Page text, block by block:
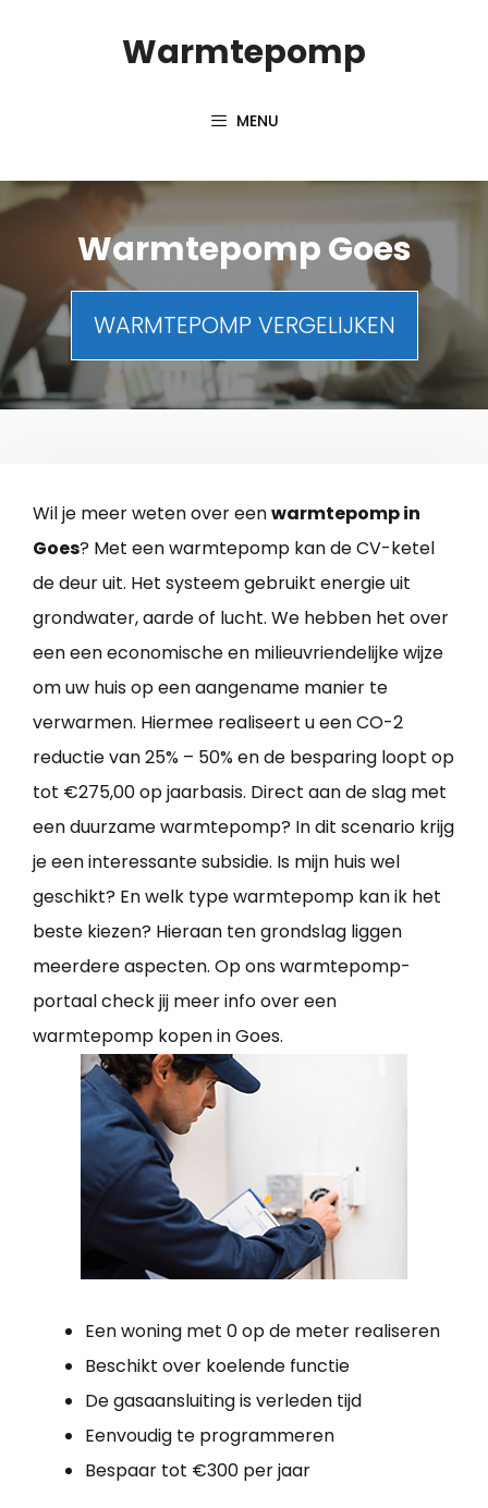
Warmtepomp
MENU
Warmtepomp Goes
WARMTEPOMP VERGELIJKEN
Wil je meer weten over eenwarmtepomp in
Goes? Met een warmtepomp kan de CV-ketel
de deur uit. Het systeem gebruikt energie uit
grondwater, aarde of lucht. We hebben het over
een een economische en milieuvriendelijke wijze
om uw huis op een aangename manier te
verwarmen. Hiermee realiseert u een CO-2
reductie van 25% – 50% en de besparing loopt op
tot €275,00 op jaarbasis. Direct aan de slag met
een duurzame warmtepomp? In dit scenario krijg
je een interessante subsidie. Is mijn huis wel
geschikt? En welk type warmtepomp kan ik het
beste kiezen? Hieraan ten grondslag liggen
meerdere aspecten. Op ons warmtepomp-
portaal check jij meer info over een
warmtepomp kopen in Goes.
Een woning met 0 op de meter realiseren
Beschikt over koelende functie
De gasaansluiting is verleden tijd
Eenvoudig te programmeren
Bespaar tot €300 per jaar